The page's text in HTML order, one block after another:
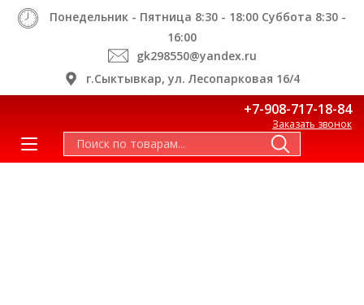
Понедельник - Пятница 8:30 - 18:00 Суббота 8:30 -
16:00
gk298550@yandex.ru
г.Сыктывкар, ул. Лесопарковая 16/4
+7-908-717-18-84
Заказать звонок